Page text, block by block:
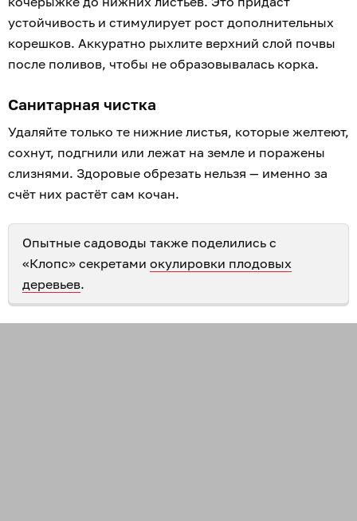
устойчивость и стимулирует рост дополнительных
корешков. Аккуратно рыхлите верхний слой почвы
после поливов, чтобы не образовывалась корка.
Санитарная чистка
Удаляйте только те нижние листья, которые желтеют,
сохнут, подгнили или лежат на земле и поражены
слизнями. Здоровые обрезать нельзя — именно за
счёт них растёт сам кочан.
Опытные садоводы также поделились с
«Клопс» секретами окулировки плодовых
деревьев.